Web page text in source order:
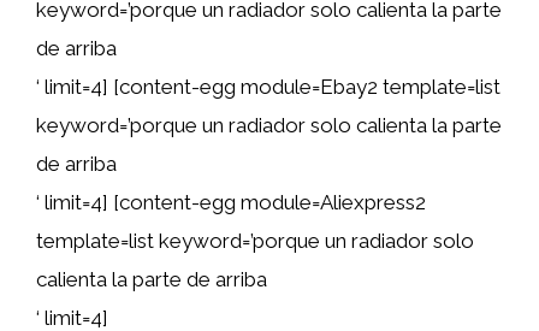
keyword=’porque un radiador solo calienta la parte
de arriba
‘ limit=4] [content-egg module=Ebay2 template=list
keyword=’porque un radiador solo calienta la parte
de arriba
‘ limit=4] [content-egg module=Aliexpress2
template=list keyword=’porque un radiador solo
calienta la parte de arriba
‘ limit=4]